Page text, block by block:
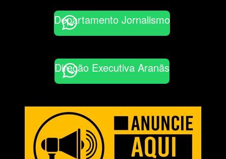
Departamento Jornalismo
Direção Executiva Aranãs